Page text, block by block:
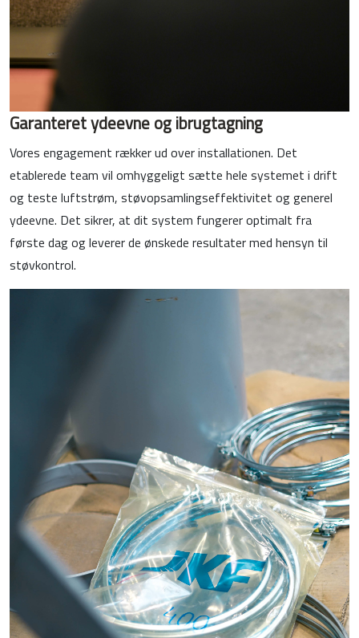
Garanteret ydeevne og ibrugtagning
Vores engagement rækker ud over installationen. Det
etablerede team vil omhyggeligt sætte hele systemet i drift
og teste luftstrøm, støvopsamlingseffektivitet og generel
ydeevne. Det sikrer, at dit system fungerer optimalt fra
første dag og leverer de ønskede resultater med hensyn til
støvkontrol.